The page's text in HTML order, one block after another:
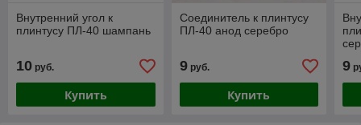
Внутренний угол к
плинтусу ПЛ-40 шампань
10 руб.
Купить
Соединитель к плинтусу
ПЛ-40 анод серебро
9руб.
Купить
9